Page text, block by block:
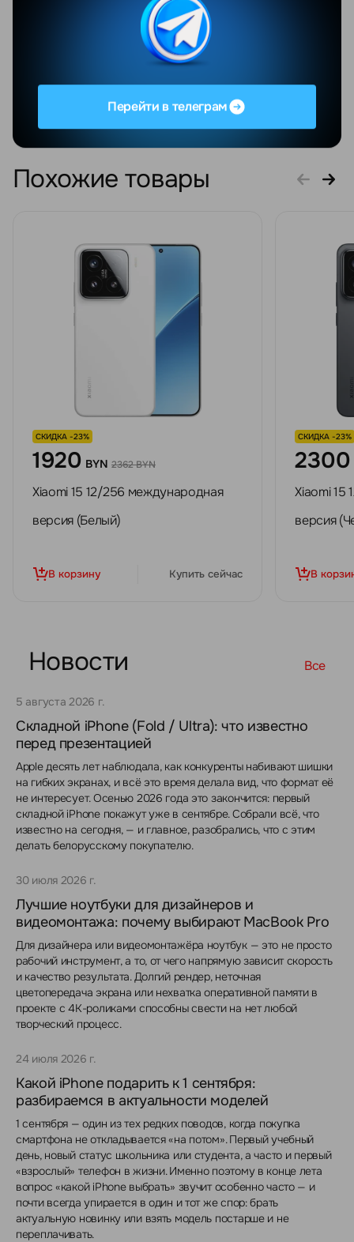
Похожие товары
СКИДКА -23%
1920 BYN 2362 BYN
Xiaomi 15 12/256 международная
версия (Белый)
В корзину Купить сейчас
СКИДКА -23%
2300
Xiaomi 15
версия
В
Новости Все
5 августа 2026 г.
Складной iPhone (Fold / Ultra): что известно
перед презентацией
Apple десять лет наблюдала, как конкуренты набивают шишки
на гибких экранах, и всё это время делала вид, что формат её
не интересует. Осенью 2026 года это закончится: первый
складной iPhone покажут уже в сентябре. Собрали всё, что
известно на сегодня, — и главное, разобрались, что с этим
делать белорусскому покупателю.
30 июля 2026 г.
Лучшие ноутбуки для дизайнеров и
видеомонтажа: почему выбирают MacBook Pro
Для дизайнера или видеомонтажёра ноутбук — это не просто
рабочий инструмент, а то, от чего напрямую зависит скорость
и качество результата. Долгий рендер, неточная
цветопередача экрана или нехватка оперативной памяти в
проекте с 4K-роликами способны свести на нет любой
творческий процесс.
24 июля 2026 г.
Какой iPhone подарить к 1 сентября:
разбираемся в актуальности моделей
1 сентября — один из тех редких поводов, когда покупка
смартфона не откладывается «на потом». Первый учебный
день, новый статус школьника или студента, а часто и первый
«взрослый» телефон в жизни. Именно поэтому в конце лета
вопрос «какой iPhone выбрать» звучит особенно часто — и
почти всегда упирается в один и тот же спор: брать
актуальную новинку или взять модель постарше и не
переплачивать.
Перейти в телеграм